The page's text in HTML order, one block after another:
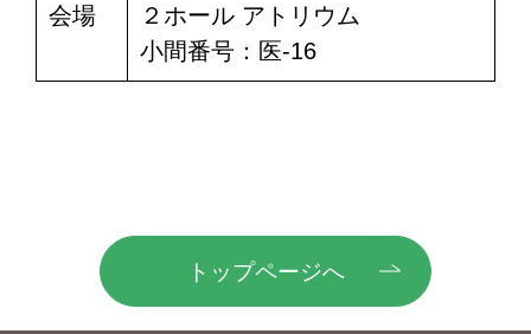
会場
２ホール アトリウム
小間番号：医-16
トップページへ